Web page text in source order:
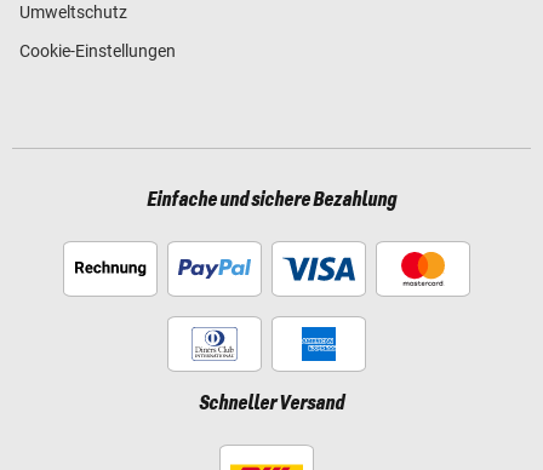
Umweltschutz
Cookie-Einstellungen
Einfache und sichere Bezahlung
Schneller Versand